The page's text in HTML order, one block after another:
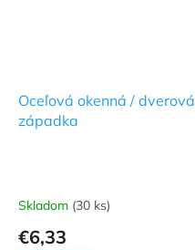
Oceľová okenná / dverová
západka
Skladom (30 ks)
€6,33